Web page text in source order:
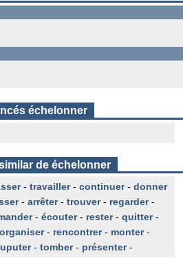
échelonner
de échelonner
- travailler- continuer- donner
- arrêter- trouver- regarder-
- écouter- rester- quitter-
organiser- rencontrer- monter-
- tomber- présenter-